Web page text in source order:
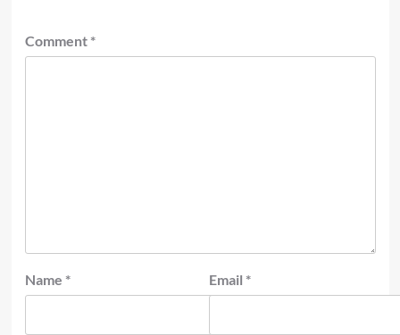
Comment *
Name * Email *